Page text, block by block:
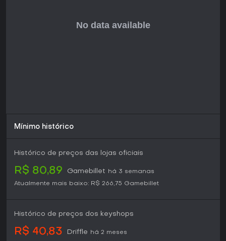
Mínimo histórico
Histórico de preços das lojas oficiais
R$ 80,89 Gamebillet
há 3 semanas
Atualmente mais baixo: R$ 266,75 Gamebillet
Histórico de preços dos keyshops
R$ 40,83 Driffle
há 2 meses